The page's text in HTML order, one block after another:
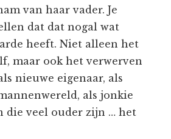
van haar vader. Je
dat dat nogal wat
heeft. Niet alleen het
maar ook het verwerven
nieuwe eigenaar, als
als jonkie
die veel ouder zijn … het